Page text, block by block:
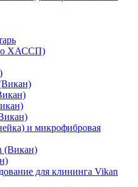
ХАССП)
и микрофибровая
(Викан)
для клининга Vikan